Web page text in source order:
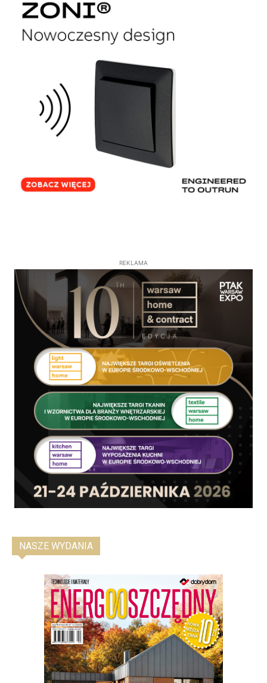
REKLAMA
NASZE WYDANIA